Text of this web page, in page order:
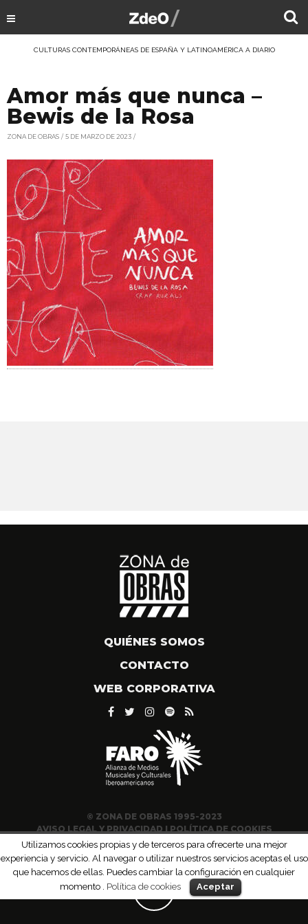
CULTURAS CONTEMPORÁNEAS DE ESPAÑA Y LATINOAMÉRICA A DIARIO
Amor más que nunca –
Bewis de la Rosa
ZONA DE OBRAS 5 DE MARZO DE 2023
QUIÉNES SOMOS
CONTACTO
WEB CORPORATIVA
© ZONA DE OBRAS 1995-2023
AVISO LEGAL Y PRIVACIDAD|POLÍTICA DE COOKIES
Utilizamos cookies propias y de terceros para ofrecerte una mejor
experiencia y servicio. Al navegar o utilizar nuestros servicios aceptas el uso
que hacemos de ellas. Puedes cambiar la configuración en cualquier
momento . Política de cookies Aceptar